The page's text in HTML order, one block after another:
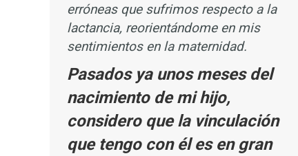
erróneas que sufrimos respecto a la
lactancia, reorientándome en mis
sentimientos en la maternidad.
Pasados ya unos meses del
nacimiento de mi hijo,
considero que la vinculación
que tengo con él es en gran